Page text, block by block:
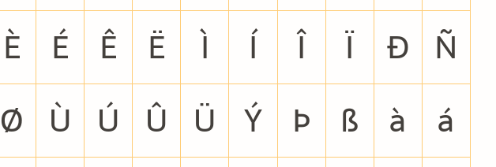
È É Ê Ë Ì Í Î Ï Ð Ñ
Ø Ù Ú Û Ü Ý Þ ß à á